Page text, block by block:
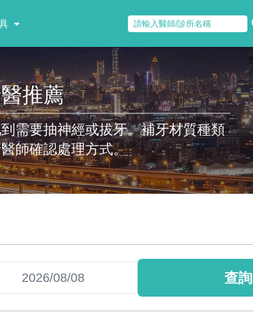
推薦
需要抽神經或拔牙。補牙材質種類
師確認處理方式。
查詢